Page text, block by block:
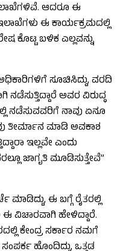
ಆದರೂ ಈ
ಈ ಕಾರ್ಯಕ್ರಮದಲ್ಲಿ
ಕೊಟ್ಟ ಬಳಿಕ ಎಲ್ಲವನ್ನು
ಸೂಚಿಸಿದ್ದು, ವರದಿ
ಅವರ ವಿರುದ್ಧ
ನಡೆಸುವವರಿಗೆ ನಾವು ಏನೂ
ತೀರ್ಮಾನ ಮಾಡಿ ಅವಕಾಶ
ಇಲ್ಲವೇ ಎಂದು
ಜಾಗೃತಿ ಮೂಡಿಸುತ್ತೇವೆ”
ಈ ಬಗ್ಗೆ ರೈತರಲ್ಲಿ
ಈ ವಿಚಾರವಾಗಿ ಹೇಳಿದ್ದಾರೆ.
ಕೇಂದ್ರ ಸರ್ಕಾರ ನಮಗೆ
ಹೊಂದಿದ್ದು, ಒತ್ತಡ